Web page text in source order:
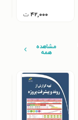
۴۲,۰۰۰ ت
مشاهده
همه